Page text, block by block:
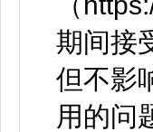
期间接
但不影
用的问